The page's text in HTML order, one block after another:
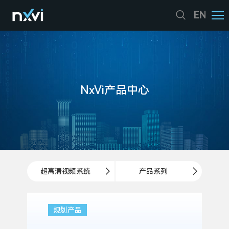
EN
NxVi产品中心
超高清视频系统  产品系列 
规划产品